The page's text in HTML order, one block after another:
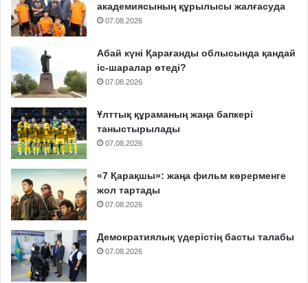
академиясының құрылысы жалғасуда
07.08.2026
Абай күні Қарағанды облысында қандай
іс-шаралар өтеді?
07.08.2026
Ұлттық құраманың жаңа бапкері
таныстырылады
07.08.2026
«7 Қарақшы»: жаңа фильм көрерменге
жол тартады
07.08.2026
Демократиялық үдерістің басты талабы
07.08.2026